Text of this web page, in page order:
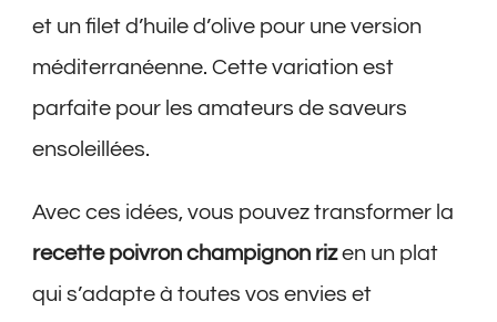
et un filet d’huile d’olive pour une version
méditerranéenne. Cette variation est
parfaite pour les amateurs de saveurs
ensoleillées.
Avec ces idées, vous pouvez transformer la
recette poivron champignon rizen un plat
qui s’adapte à toutes vos envies et